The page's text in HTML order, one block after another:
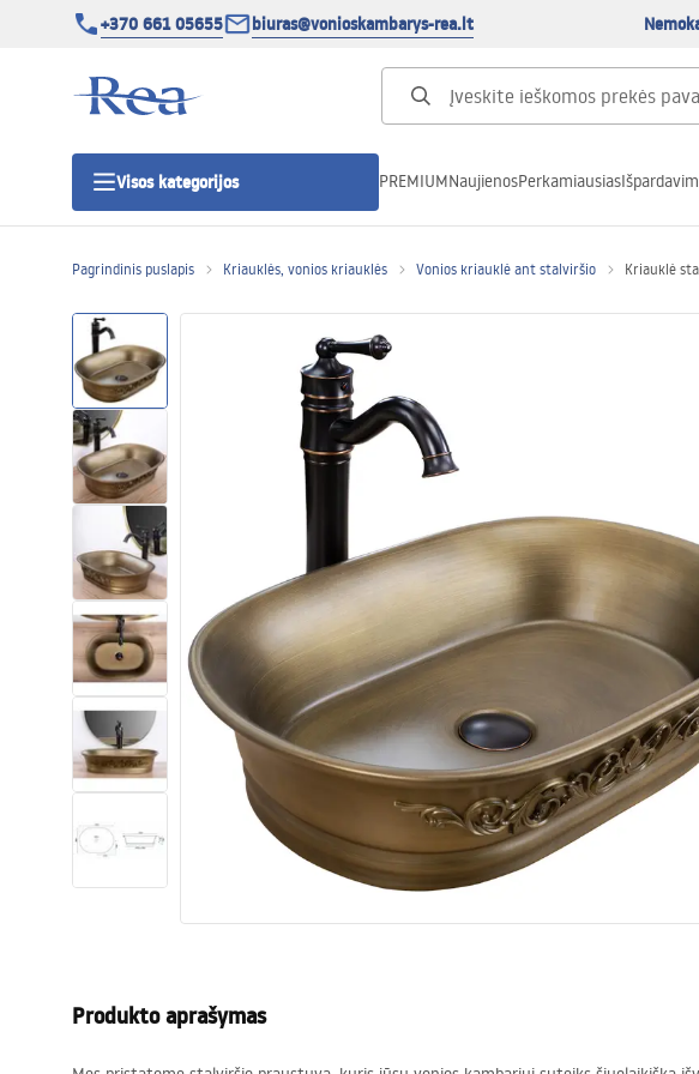
+370 661 05655 biuras@vonioskambarys-rea.lt
Visos kategorijos
Dušo durys
Linijiniai dušo kanalai
Tualetai
Praustuvas
Vonios ir ekranai
Vonios maišytuvai
Vonios dušai
PREMIUMNaujienosPerkamiausias
Pagrindinis puslapis Kriauklės, vonios kriauklės Vonios kriauklė ant stalviršio Kriauklė
Produkto aprašymas